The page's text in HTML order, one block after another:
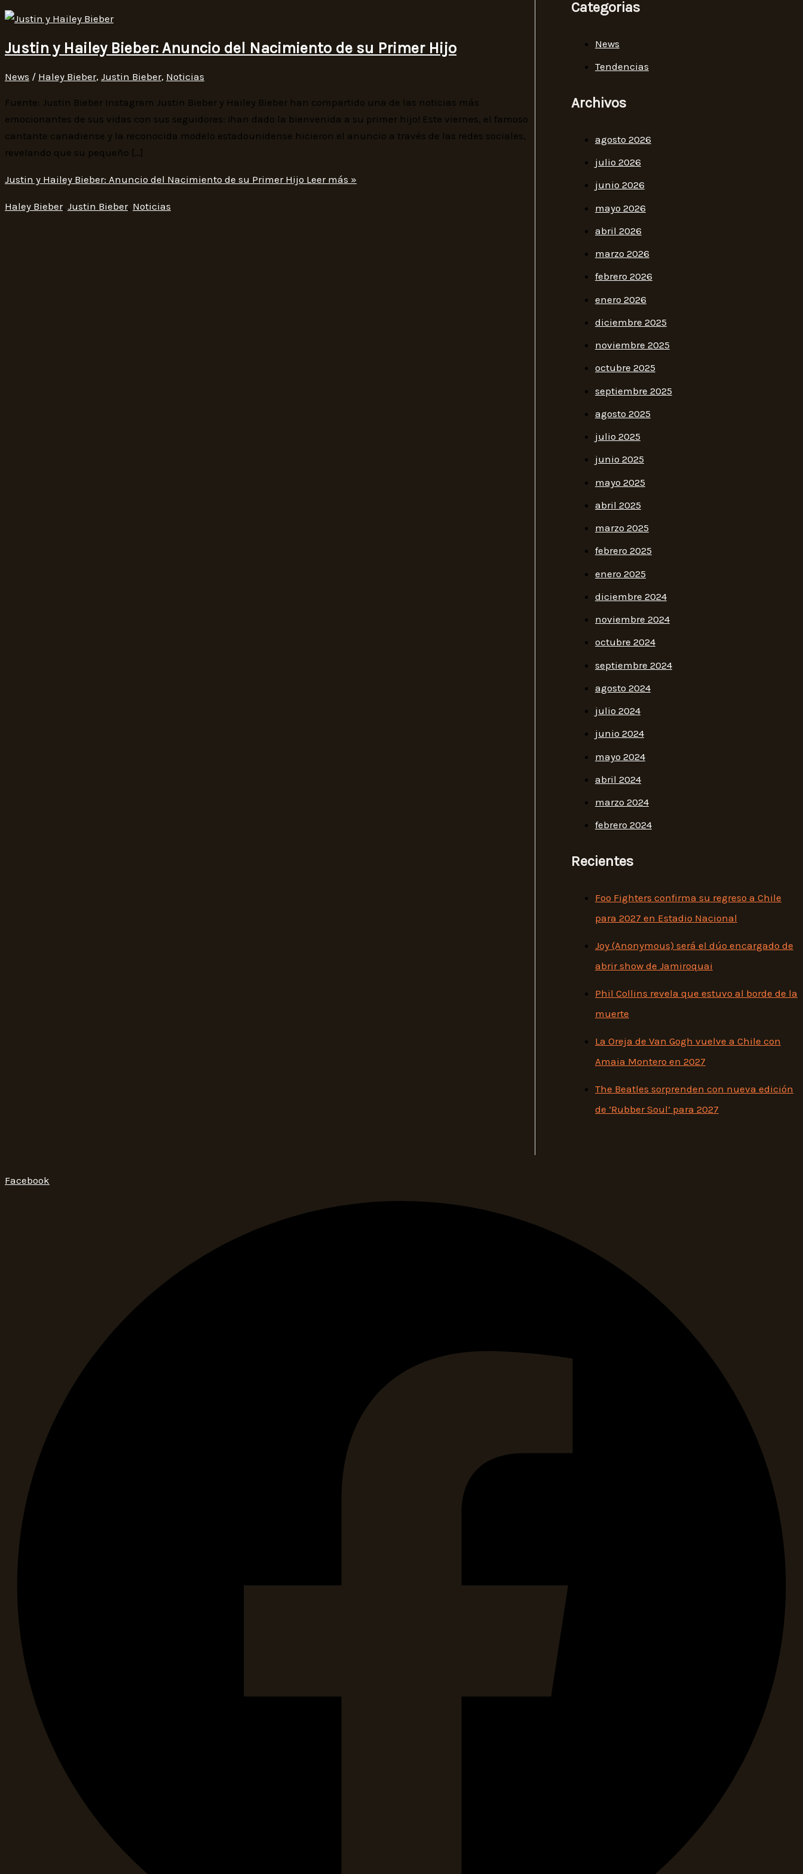
Justin y Hailey Bieber: Anuncio del Nacimiento de su Primer Hijo
News / Haley Bieber, Justin Bieber, Noticias
Fuente: Justin Bieber Instagram Justin Bieber y Hailey Bieber han compartido una de las noticias más
emocionantes de sus vidas con sus seguidores: ¡han dado la bienvenida a su primer hijo! Este viernes, el famoso
cantante canadiense y la reconocida modelo estadounidense hicieron el anuncio a través de las redes sociales,
revelando que su pequeño […]
Justin y Hailey Bieber: Anuncio del Nacimiento de su Primer Hijo Leer más »
Haley Bieber, Justin Bieber, Noticias
Categorias
News
Tendencias
Archivos
agosto 2026
julio 2026
junio 2026
mayo 2026
abril 2026
marzo 2026
febrero 2026
enero 2026
diciembre 2025
noviembre 2025
octubre 2025
septiembre 2025
agosto 2025
julio 2025
junio 2025
mayo 2025
abril 2025
marzo 2025
febrero 2025
enero 2025
diciembre 2024
noviembre 2024
octubre 2024
septiembre 2024
agosto 2024
julio 2024
junio 2024
mayo 2024
abril 2024
marzo 2024
febrero 2024
Recientes
Foo Fighters confirma su regreso a Chile
para 2027 en Estadio Nacional
Joy (Anonymous) será el dúo encargado de
abrir show de Jamiroquai
Phil Collins revela que estuvo al borde de la
muerte
La Oreja de Van Gogh vuelve a Chile con
Amaia Montero en 2027
The Beatles sorprenden con nueva edición
de ‘Rubber Soul’ para 2027
Facebook